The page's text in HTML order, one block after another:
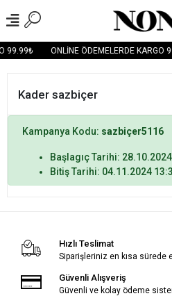
99.99₺ ONLİNE ÖDEMELERDE KARGO
Kader sazbiçer
Kampanya Kodu: sazbiçer5116
Başlagıç Tarihi:
Bitiş Tarihi: 04.11.2024
Hızlı Teslimat
Siparişleriniz en kısa sürede
Güvenli Alışveriş
Güvenli ve kolay ödeme